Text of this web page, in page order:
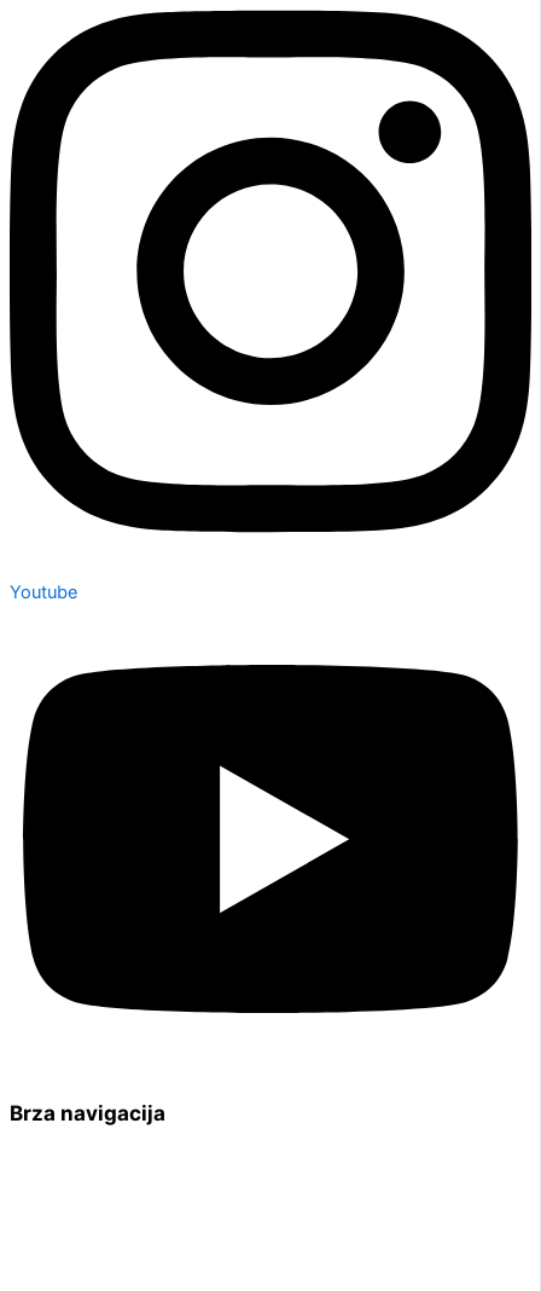
Youtube
Brza navigacija